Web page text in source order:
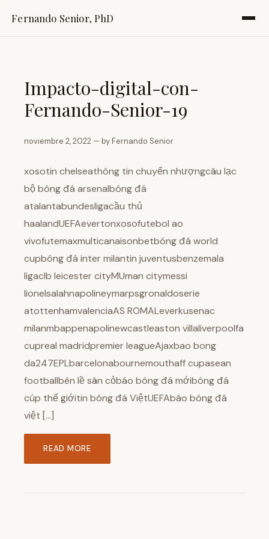
Fernando Senior, PhD
Impacto-digital-con-
Fernando-Senior-19
noviembre 2, 2022 — by Fernando Senior
xosotin chelseathông tin chuyển nhượngcâu lạc
bộ bóng đá arsenalbóng đá
atalantabundesligacầu thủ
haalandUEFAevertonxosofutebol ao
vivofutemaxmulticanaisonbetbóng đá world
cupbóng đá inter milantin juventusbenzemala
ligaclb leicester cityMUman citymessi
lionelsalahnapolineymarpsgronaldoserie
atottenhamvalenciaAS ROMALeverkusenac
milanmbappenapolinewcastleaston villaliverpoolfa
cupreal madridpremier leagueAjaxbao bong
da247EPLbarcelonabournemouthaff cupasean
footballbên lề sân cỏbáo bóng đá mớibóng đá
cúp thế giớitin bóng đá ViệtUEFAbáo bóng đá
việt […]
READ MORE